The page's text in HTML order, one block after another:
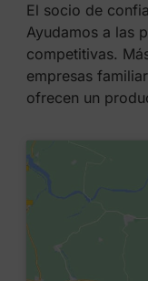
El socio de
Ayudamos a las
competitivas.
empresas
ofrecen un